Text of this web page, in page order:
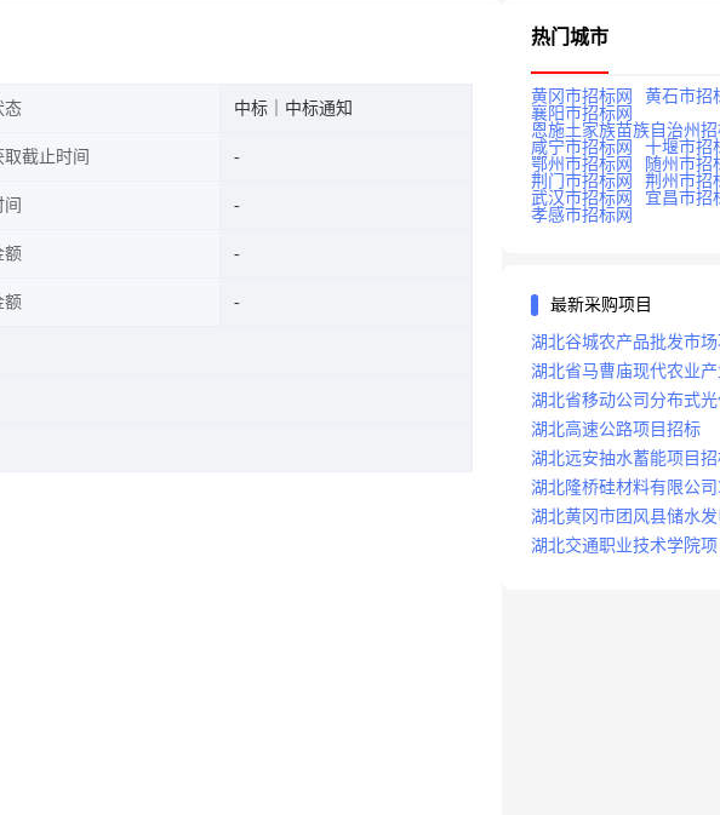
态 中标｜中标通知
截止时间
额
额
热门城市
黄冈市招标网
黄石市招
襄阳市招标网
恩施土家族苗族自治州
咸宁市招标网
十堰市招
鄂州市招标网
随州市招
荆门市招标网
荆州市招
武汉市招标网
宜昌市招
孝感市招标网
最新采购项目
湖北谷城农产品批发市
湖北省马曹庙现代农业
湖北省移动公司分布式
湖北高速公路项目招标
湖北远安抽水蓄能项目
湖北隆桥硅材料有限公
湖北黄冈市团风县储水
湖北交通职业技术学院